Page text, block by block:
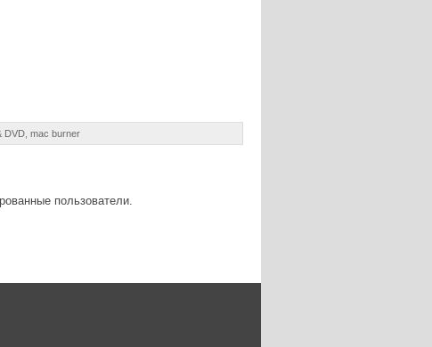
DVD mac burner
пользователи.